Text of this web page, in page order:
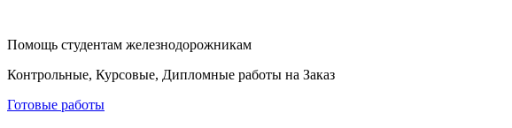
Помощь студентам железнодорожникам
Контрольные, Курсовые, Дипломные работы на Заказ
Готовые работы